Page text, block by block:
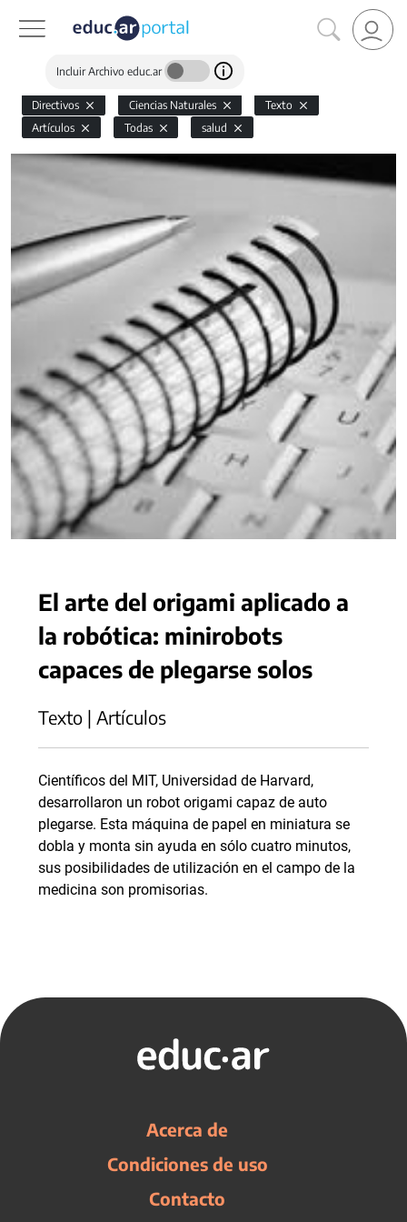
Incluir Archivo educ.ar
Directivos Ciencias Naturales
Texto
Artículos
Todas salud
El arte del origami aplicado a
la robótica: minirobots
capaces de plegarse solos
Texto | Artículos
Científicos del MIT, Universidad de Harvard,
desarrollaron un robot origami capaz de auto
plegarse. Esta máquina de papel en miniatura se
dobla y monta sin ayuda en sólo cuatro minutos,
sus posibilidades de utilización en el campo de la
medicina son promisorias.
Acerca de
Condiciones de uso
Contacto